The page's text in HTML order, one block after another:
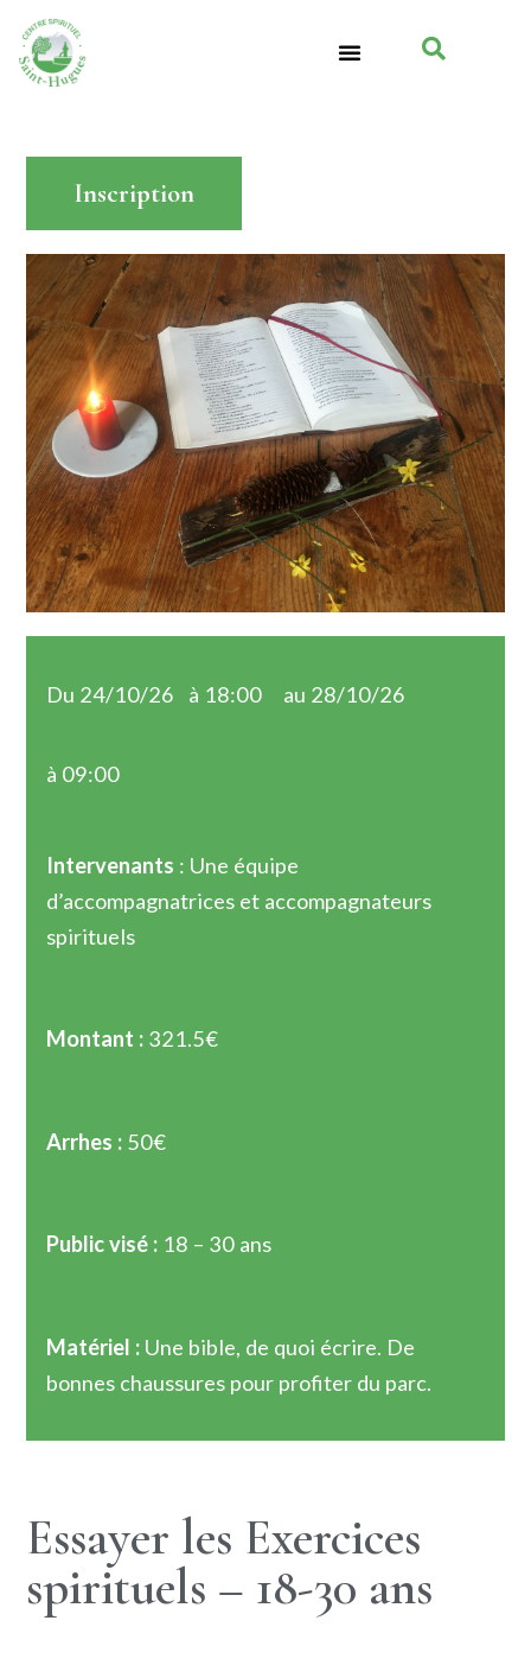
Inscription
Du 24/10/26 à 18:00 au 28/10/26
à 09:00
Intervenants : Une équipe
d’accompagnatrices et accompagnateurs
spirituels
Montant : 321.5€
Arrhes : 50€
Public visé : 18 – 30 ans
Matériel : Une bible, de quoi écrire. De
bonnes chaussures pour profiter du parc.
Essayer les Exercices
spirituels – 18-30 ans